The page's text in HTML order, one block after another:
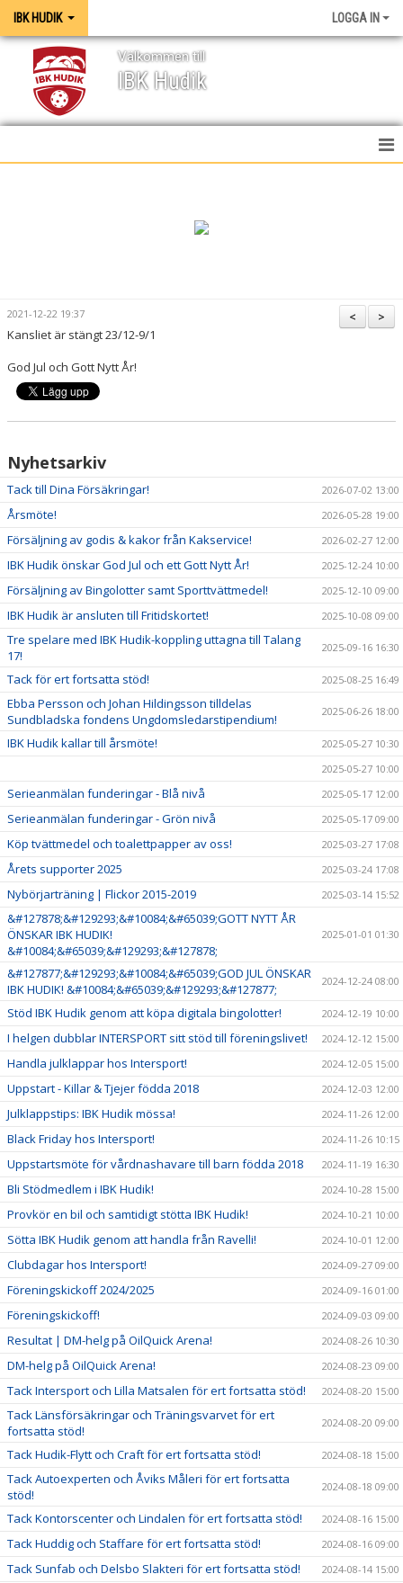
IBK HUDIK LOGGA IN
IBK Hudik
Välkommen till
MEDIA / GRAFISK PROFIL
KALENDER
MEDLEMSINFORMATION
BILJETTINFORMATION
BILDER
IBIS INLOGGNING
HALLBOKNING
LIVESÄNDNINGAR / HIGHLIGHTS
>
<
2021-12-22 19:37
Kansliet är stängt 23/12-9/1
God Jul och Gott Nytt År!
Nyhetsarkiv
Tack till Dina Försäkringar! 2026-07-02 13:00
Årsmöte! 2026-05-28 19:00
Försäljning av godis & kakor från Kakservice! 2026-02-27 12:00
IBK Hudik önskar God Jul och ett Gott Nytt År! 2025-12-24 10:00
Försäljning av Bingolotter samt Sporttvättmedel! 2025-12-10 09:00
IBK Hudik är ansluten till Fritidskortet! 2025-10-08 09:00
Tre spelare med IBK Hudik-koppling uttagna till Talang
17!
2025-09-16 16:30
Tack för ert fortsatta stöd! 2025-08-25 16:49
Ebba Persson och Johan Hildingsson tilldelas
Sundbladska fondens Ungdomsledarstipendium!
2025-06-26 18:00
IBK Hudik kallar till årsmöte!
2025-05-27 10:30
2025-05-27 10:00
Serieanmälan funderingar - Blå nivå 2025-05-17 12:00
Serieanmälan funderingar - Grön nivå 2025-05-17 09:00
Köp tvättmedel och toalettpapper av oss! 2025-03-27 17:08
Årets supporter 2025 2025-03-24 17:08
Nybörjarträning | Flickor 2015-2019 2025-03-14 15:52
&#127878;&#129293;&#10084;&#65039;GOTT NYTT ÅR
ÖNSKAR IBK HUDIK!
&#10084;&#65039;&#129293;&#127878;
2025-01-01 01:30
&#127877;&#129293;&#10084;&#65039;GOD JUL ÖNSKAR
IBK HUDIK! &#10084;&#65039;&#129293;&#127877;
2024-12-24 08:00
Stöd IBK Hudik genom att köpa digitala bingolotter! 2024-12-19 10:00
I helgen dubblar INTERSPORT sitt stöd till föreningslivet! 2024-12-12 15:00
Handla julklappar hos Intersport! 2024-12-05 15:00
Uppstart - Killar & Tjejer födda 2018 2024-12-03 12:00
Julklappstips: IBK Hudik mössa! 2024-11-26 12:00
Black Friday hos Intersport! 2024-11-26 10:15
Uppstartsmöte för vårdnashavare till barn födda 2018 2024-11-19 16:30
Bli Stödmedlem i IBK Hudik! 2024-10-28 15:00
Provkör en bil och samtidigt stötta IBK Hudik! 2024-10-21 10:00
Sötta IBK Hudik genom att handla från Ravelli! 2024-10-01 12:00
Clubdagar hos Intersport! 2024-09-27 09:00
Föreningskickoff 2024/2025 2024-09-16 01:00
Föreningskickoff! 2024-09-03 09:00
Resultat | DM-helg på OilQuick Arena! 2024-08-26 10:30
DM-helg på OilQuick Arena! 2024-08-23 09:00
Tack Intersport och Lilla Matsalen för ert fortsatta stöd! 2024-08-20 15:00
Tack Länsförsäkringar och Träningsvarvet för ert
fortsatta stöd!
2024-08-20 09:00
Tack Hudik-Flytt och Craft för ert fortsatta stöd! 2024-08-18 15:00
Tack Autoexperten och Åviks Måleri för ert fortsatta
stöd!
2024-08-18 09:00
Tack Kontorscenter och Lindalen för ert fortsatta stöd! 2024-08-16 15:00
Tack Huddig och Staffare för ert fortsatta stöd! 2024-08-16 09:00
Tack Sunfab och Delsbo Slakteri för ert fortsatta stöd! 2024-08-14 15:00